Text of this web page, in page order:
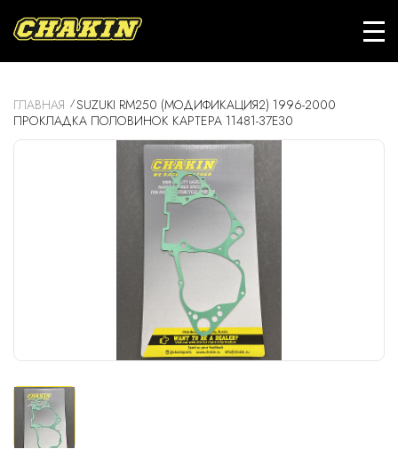
ГЛАВНАЯ
SUZUKI RM250 (МОДИФИКАЦИЯ2) 1996-2000
ПРОКЛАДКА ПОЛОВИНОК КАРТЕРА 11481-37E30